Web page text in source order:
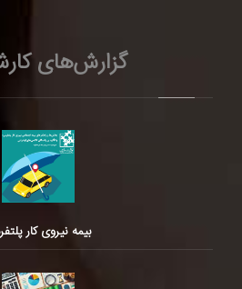
گزارش‌های
بیمه نیروی کار